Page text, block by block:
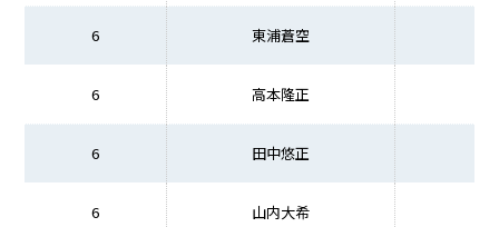
6 東浦蒼空
6 高本隆正
6 田中悠正
6 山内大希